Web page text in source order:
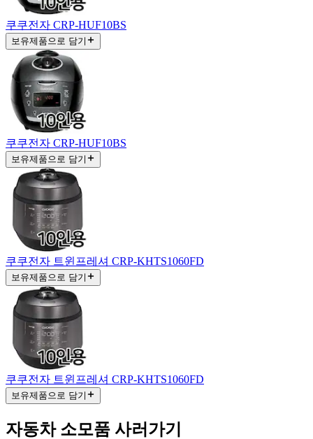
쿠쿠전자 CRP-HUF10BS
보유제품으로 담기
쿠쿠전자 CRP-HUF10BS
보유제품으로 담기
쿠쿠전자 트윈프레셔 CRP-KHTS1060FD
보유제품으로 담기
쿠쿠전자 트윈프레셔 CRP-KHTS1060FD
보유제품으로 담기
자동차 소모품 사러가기